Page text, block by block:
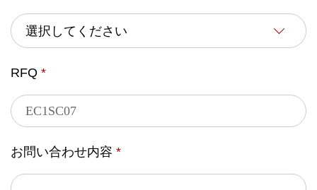
RFQ *
お問い合わせ内容 *